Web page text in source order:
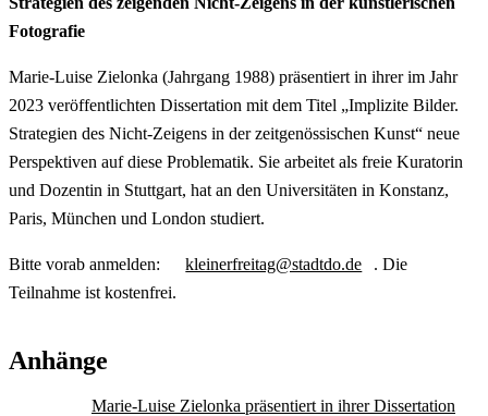
Fotografie
Marie-Luise Zielonka (Jahrgang 1988) präsentiert in ihrer im Jahr
2023 veröffentlichten Dissertation mit dem Titel „Implizite Bilder.
Strategien des Nicht-Zeigens in der zeitgenössischen Kunst“ neue
Perspektiven auf diese Problematik. Sie arbeitet als freie Kuratorin
und Dozentin in Stuttgart, hat an den Universitäten in Konstanz,
Paris, München und London studiert.
Bitte vorab anmelden: kleinerfreitag@stadtdo.de
. Die
Teilnahme ist kostenfrei.
Anhänge
Marie-Luise Zielonka präsentiert in ihrer Dissertation